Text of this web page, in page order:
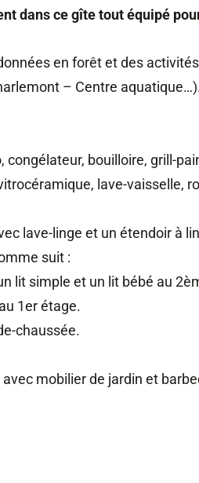
dans ce gîte tout équipé
en forêt et des
– Centre
congélateur, bouilloire, grill-
lave-vaisselle,
lave-linge et un étendoir à
suit :
lit simple et un lit bébé au
1er étage.
chaussée.
mobilier de jardin et